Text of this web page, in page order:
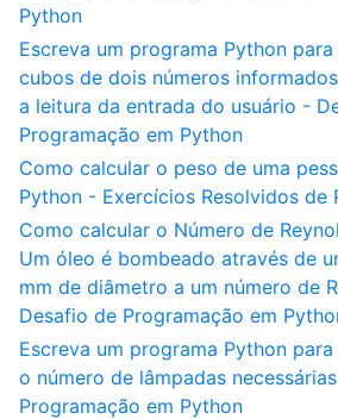
Python
Escreva um programa Python
cubos de dois números
a leitura da entrada do usuário -
Programação em Python
Como calcular o peso de uma
Python - Exercícios Resolvidos de
Como calcular o Número de
Um óleo é bombeado através de
mm de diâmetro a um número de
Desafio de Programação em
Escreva um programa Python
o número de lâmpadas
Programação em Python